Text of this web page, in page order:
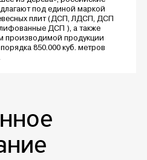
под единой маркой
плит (ДСП, ЛДСП, ДСП
ДСП ), а также
производимой продукции
850.000 куб. метров